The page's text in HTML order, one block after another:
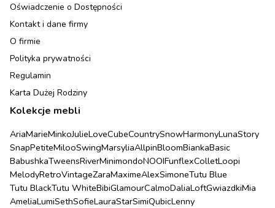
Oświadczenie o Dostępności
Kontakt i dane firmy
O firmie
Polityka prywatności
Regulamin
Karta Dużej Rodziny
Kolekcje mebli
AriaMarieMinkoJulieLoveCubeCountrySnowHarmonyLunaStory
SnapPetiteMilooSwingMarsyliaAllpinBloomBiankaBasic
BabushkaTweensRiverMinimondoNOOIFunflexColletLoopi
MelodyRetroVintageZaraMaximeAlexSimoneTutu Blue
Tutu BlackTutu WhiteBibiGlamourCalmoDaliaLoftGwiazdkiMia
AmeliaLumiSethSofieLauraStarSimiQubicLenny